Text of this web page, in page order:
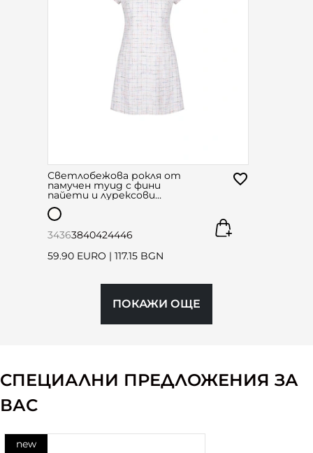
Светлобежова рокля от
памучен туид с фини
пайети и лурексови
нишки
34363840424446
59.90 EURO | 117.15 BGN
ПОКАЖИ ОЩЕ
СПЕЦИАЛНИ ПРЕДЛОЖЕНИЯ ЗА
ВАС
new